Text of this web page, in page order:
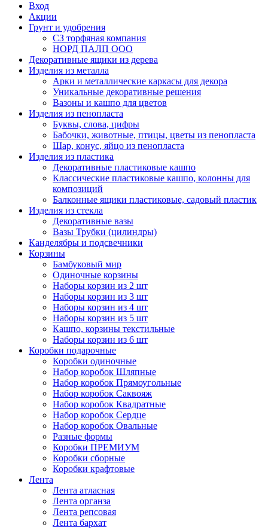
Вход
Акции
Грунт и удобрения
СЗ торфяная компания
НОРД ПАЛП ООО
Декоративные ящики из дерева
Изделия из металла
Арки и металлические каркасы для декора
Уникальные декоративные решения
Вазоны и кашпо для цветов
Изделия из пенопласта
Буквы, слова, цифры
Бабочки, животные, птицы, цветы из пенопласта
Шар, конус, яйцо из пенопласта
Изделия из пластика
Декоративные пластиковые кашпо
Классические пластиковые кашпо, колонны для
композиций
Балконные ящики пластиковые, садовый пластик
Изделия из стекла
Декоративные вазы
Вазы Трубки (цилиндры)
Канделябры и подсвечники
Корзины
Бамбуковый мир
Одиночные корзины
Наборы корзин из 2 шт
Наборы корзин из 3 шт
Наборы корзин из 4 шт
Наборы корзин из 5 шт
Кашпо, корзины текстильные
Наборы корзин из 6 шт
Коробки подарочные
Коробки одиночные
Набор коробок Шляпные
Набор коробок Прямоугольные
Набор коробок Саквояж
Набор коробок Квадратные
Набор коробок Сердце
Набор коробок Овальные
Разные формы
Коробки ПРЕМИУМ
Коробки сборные
Коробки крафтовые
Лента
Лента атласная
Лента органза
Лента репсовая
Лента бархат